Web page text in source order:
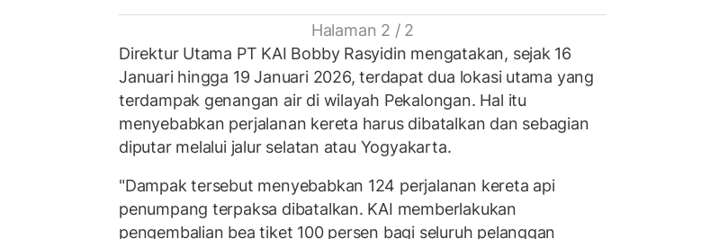
Halaman 2 / 2
Direktur Utama PT KAI Bobby Rasyidin mengatakan, sejak 16
Januari hingga 19 Januari 2026, terdapat dua lokasi utama yang
terdampak genangan air di wilayah Pekalongan. Hal itu
menyebabkan perjalanan kereta harus dibatalkan dan sebagian
diputar melalui jalur selatan atau Yogyakarta.
"Dampak tersebut menyebabkan 124 perjalanan kereta api
penumpang terpaksa dibatalkan. KAI memberlakukan
pengembalian bea tiket 100 persen bagi seluruh pelanggan